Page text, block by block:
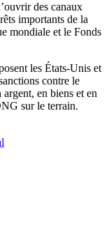
des canaux
importants de la
mondiale et le Fonds
les États-Unis et
contre le
en biens et en
sur le terrain.